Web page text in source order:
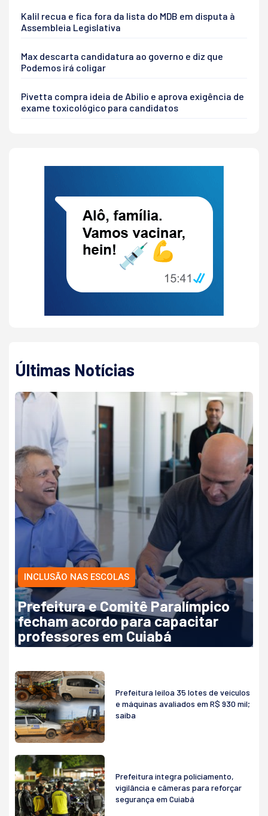
Kalil recua e fica fora da lista do MDB em disputa à
Assembleia Legislativa
Max descarta candidatura ao governo e diz que
Podemos irá coligar
Pivetta compra ideia de Abilio e aprova exigência de
exame toxicológico para candidatos
Últimas Notícias
INCLUSÃO NAS ESCOLAS
Prefeitura e Comitê Paralímpico
fecham acordo para capacitar
professores em Cuiabá
Prefeitura leiloa 35 lotes de veículos
e máquinas avaliados em R$ 930 mil;
saiba
Prefeitura integra policiamento,
vigilância e câmeras para reforçar
segurança em Cuiabá